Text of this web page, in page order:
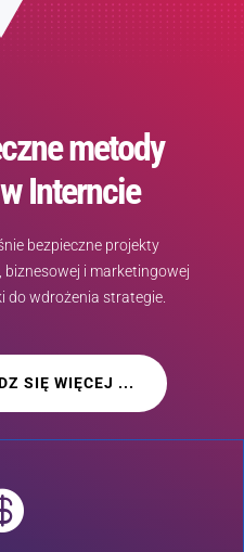
metody
Interncie
bezpieczne projekty
biznesowej i marketingowej
do wdrożenia strategie.
SIĘ WIĘCEJ ...